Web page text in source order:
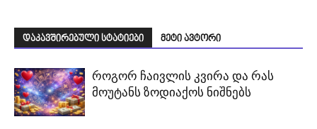
დაკავშირებული სტატიები მეტი ავტორი
როგორ ჩაივლის კვირა და რას
მოუტანს ზოდიაქოს ნიშნებს